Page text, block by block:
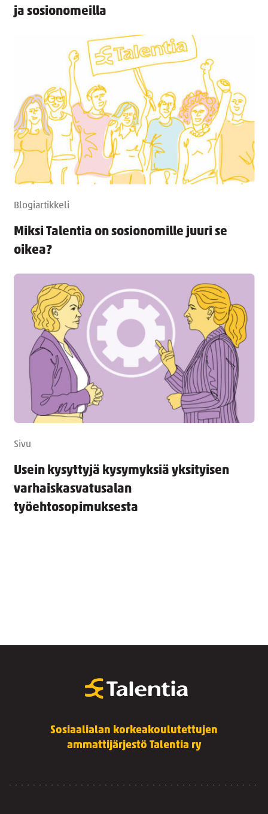
ja sosionomeilla
Blogiartikkeli
Miksi Talentia on sosionomille juuri se
oikea?
Sivu
Usein kysyttyjä kysymyksiä yksityisen
varhaiskasvatusalan
työehtosopimuksesta
Sosiaalialan korkeakoulutettujen
ammattijärjestö Talentia ry